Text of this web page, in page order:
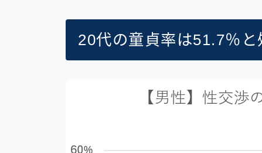
20代の童貞率は51.7％と